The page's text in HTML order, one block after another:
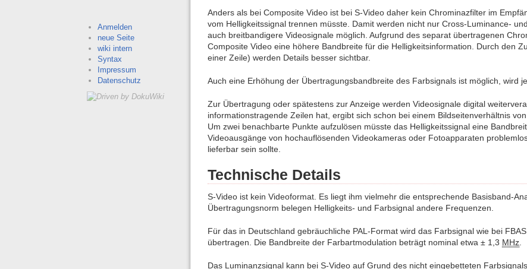
Anmelden
neue Seite
wiki intern
Syntax
Impressum
Datenschutz
Anders als bei Composite Video ist bei S-Video daher kein Chrominazfilter im
vom Helligkeitssignal trennen müsste. Damit werden nicht nur Cross-Luminance-
auch breitbandigere Videosignale möglich. Aufgrund des separat übertragenen
Composite Video eine höhere Bandbreite für die Helligkeitsinformation. Durch den
einer Zeile) werden Details besser sichtbar.
Auch eine Erhöhung der Übertragungsbandbreite des Farbsignals ist möglich, wird
Zur Übertragung oder spätestens zur Anzeige werden Videosignale digital
informationstragende Zeilen hat, ergibt sich schon bei einem Bildseitenverhältnis
Um zwei benachbarte Punkte aufzulösen müsste das Helligkeitssignal eine
Videoausgänge von hochauflösenden Videokameras oder Fotoapparaten
lieferbar sein sollte.
Technische Details
S-Video ist kein Videoformat. Es liegt ihm vielmehr die entsprechende Basisband-
Übertragungsnorm belegen Helligkeits- und Farbsignal andere Frequenzen.
Für das in Deutschland gebräuchliche PAL-Format wird das Farbsignal wie bei
übertragen. Die Bandbreite der Farbartmodulation beträgt nominal etwa ± 1,3 MHz
Das Luminanzsignal kann bei S-Video auf Grund des nicht eingebetteten